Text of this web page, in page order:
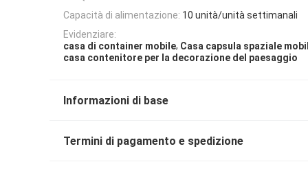
Capacità di alimentazione: 10 unità/unità settimanali
Evidenziare:
casa di container mobile, Casa capsula spaziale
casa contenitore per la decorazione del paesaggio
Informazioni di base
Termini di pagamento e spedizione